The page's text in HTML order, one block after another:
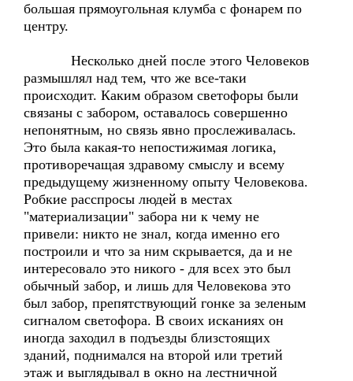
большая прямоугольная клумба с фонарем по
центру.
Несколько дней после этого Человеков
размышлял над тем, что же все-таки
происходит. Каким образом светофоры были
связаны с забором, оставалось совершенно
непонятным, но связь явно прослеживалась.
Это была какая-то непостижимая логика,
противоречащая здравому смыслу и всему
предыдущему жизненному опыту Человекова.
Робкие расспросы людей в местах
"материализации" забора ни к чему не
привели: никто не знал, когда именно его
построили и что за ним скрывается, да и не
интересовало это никого - для всех это был
обычный забор, и лишь для Человекова это
был забор, препятствующий гонке за зеленым
сигналом светофора. В своих исканиях он
иногда заходил в подъезды близстоящих
зданий, поднимался на второй или третий
этаж и выглядывал в окно на лестничной